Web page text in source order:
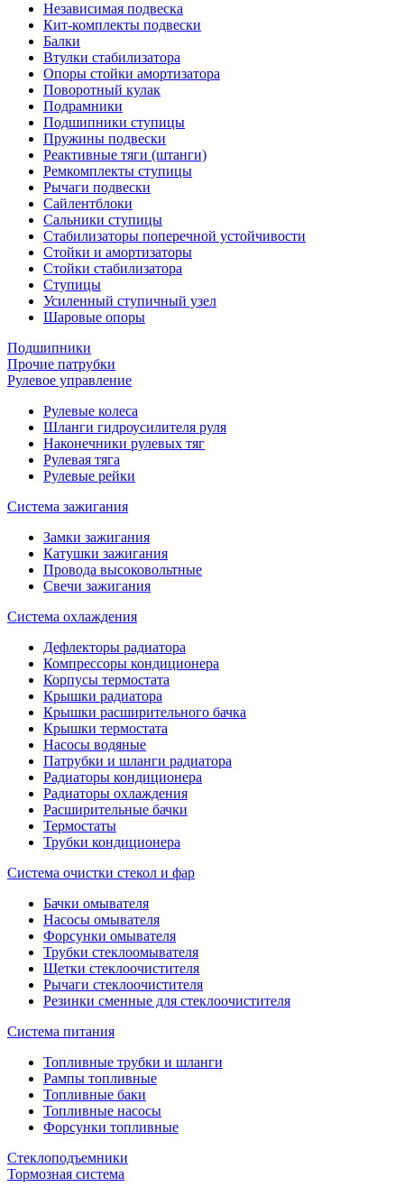
Независимая подвеска
Кит-комплекты подвески
Балки
Втулки стабилизатора
Опоры стойки амортизатора
Поворотный кулак
Подрамники
Подшипники ступицы
Пружины подвески
Реактивные тяги (штанги)
Ремкомплекты ступицы
Рычаги подвески
Сайлентблоки
Сальники ступицы
Стабилизаторы поперечной устойчивости
Стойки и амортизаторы
Стойки стабилизатора
Ступицы
Усиленный ступичный узел
Шаровые опоры
Подшипники
Прочие патрубки
Рулевое управление
Рулевые колеса
Шланги гидроусилителя руля
Наконечники рулевых тяг
Рулевая тяга
Рулевые рейки
Система зажигания
Замки зажигания
Катушки зажигания
Провода высоковольтные
Свечи зажигания
Система охлаждения
Дефлекторы радиатора
Компрессоры кондиционера
Корпусы термостата
Крышки радиатора
Крышки расширительного бачка
Крышки термостата
Насосы водяные
Патрубки и шланги радиатора
Радиаторы кондиционера
Радиаторы охлаждения
Расширительные бачки
Термостаты
Трубки кондиционера
Система очистки стекол и фар
Бачки омывателя
Насосы омывателя
Форсунки омывателя
Трубки стеклоомывателя
Щетки стеклоочистителя
Рычаги стеклоочистителя
Резинки сменные для стеклоочистителя
Система питания
Топливные трубки и шланги
Рампы топливные
Топливные баки
Топливные насосы
Форсунки топливные
Стеклоподъемники
Тормозная система